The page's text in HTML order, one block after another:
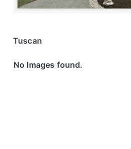
Tuscan
No Images found.